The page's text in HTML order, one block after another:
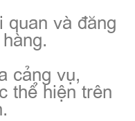
quan và đăng
cảng vụ,
thể hiện trên